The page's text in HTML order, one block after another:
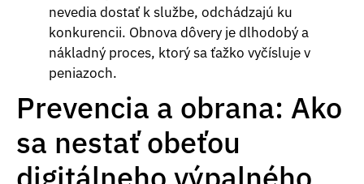
nevedia dostať k službe, odchádzajú ku
konkurencii. Obnova dôvery je dlhodobý a
nákladný proces, ktorý sa ťažko vyčísluje v
peniazoch.
Prevencia a obrana: Ako
sa nestať obeťou